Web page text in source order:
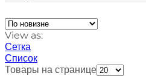
View as:
Сетка
Список
Товары на странице